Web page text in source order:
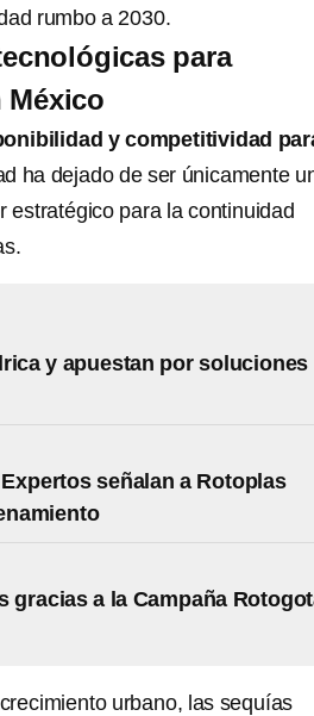
rumbo a 2030.
para
México
y competitividad
ha dejado de ser únicamente
estratégico para la continuidad
y apuestan por soluciones
señalan a Rotoplas
gracias a la Campaña
urbano, las sequías